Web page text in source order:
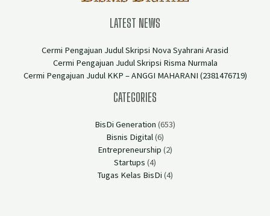
LATEST NEWS
Cermi Pengajuan Judul Skripsi Nova Syahrani Arasid
Cermi Pengajuan Judul Skripsi Risma Nurmala
Cermi Pengajuan Judul KKP – ANGGI MAHARANI (2381476719)
CATEGORIES
BisDi Generation (653)
Bisnis Digital(6)
Entrepreneurship (2)
Startups (4)
Tugas Kelas BisDi (4)